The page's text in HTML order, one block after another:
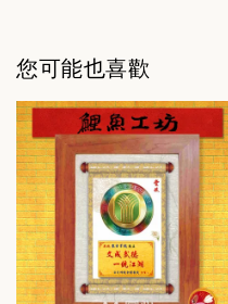
您可能也喜歡